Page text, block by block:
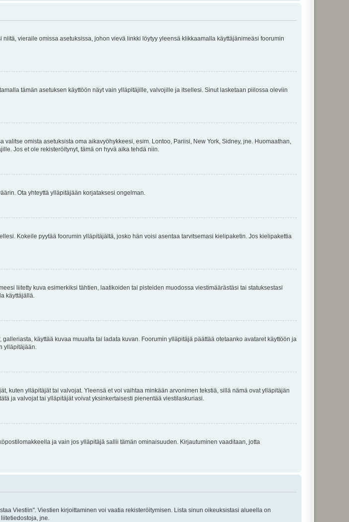
vieraile omissa asetuksissa, johon vievä linkki löytyy yleensä klikkaamalla käyttäjänimeäsi foorumin
tämän asetuksen käyttöön näyt vain ylläpitäjille, valvojille ja itsellesi. Sinut lasketaan piilossa oleviin
omista asetuksista oma aikavyöhykkeesi, esim. Lontoo, Pariisi, New York, Sidney, jne. Huomaathan,
Jos et ole rekisteröitynyt, tämä on hyvä aika tehdä niin.
Ota yhteyttä ylläpitäjään korjataksesi ongelman.
Kokeile pyytää foorumin ylläpitäjältä, josko hän voisi asentaa tarvitsemasi kielipaketin. Jos kielipakettia
liitetty kuva esimerkiksi tähtien, laatikoiden tai pisteiden muodossa viestimäärästäsi tai statuksestasi
käyttäjällä.
käyttää kuvaa muualta tai ladata kuvan. Foorumin ylläpitäjä päättää otetaanko avataret käyttöön ja
ylläpitäjään.
kuten ylläpitäjät tai valvojat. Yleensä et voi vaihtaa minkään arvonimen tekstiä, sillä nämä ovat ylläpitäjän
ja valvojat tai ylläpitäjät voivat yksinkertaisesti pienentää viestilaskuriasi.
ja vain jos ylläpitäjä sallii tämän ominaisuuden. Kirjautuminen vaaditaan, jotta
Viestiin". Viestien kirjoittaminen voi vaatia rekisteröitymisen. Lista sinun oikeuksistasi alueella on
jne.